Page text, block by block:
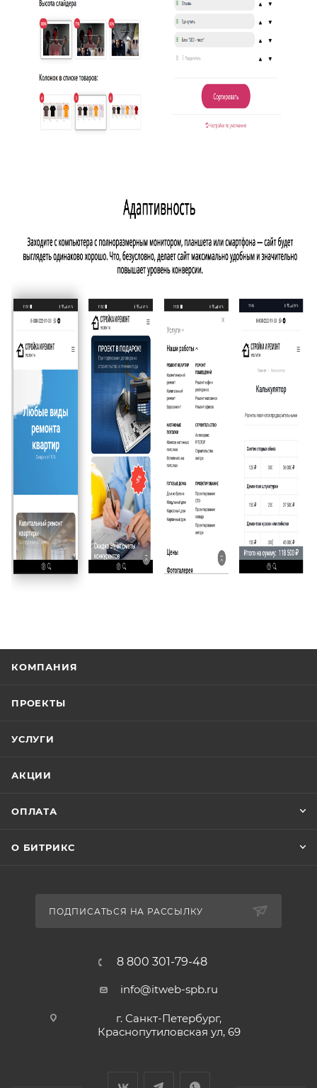
КОМПАНИЯ
ПРОЕКТЫ
УСЛУГИ
АКЦИИ
ОПЛАТА
О БИТРИКС
ПОДПИСАТЬСЯ НА РАССЫЛКУ
8 800 301-79-48
info@itweb-spb.ru
г. Санкт-Петербург,
Краснопутиловская ул, 69